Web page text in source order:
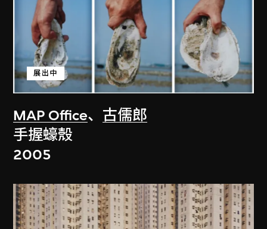
MAP Office、 古儒郎
展出中
手握蠔殼
2005